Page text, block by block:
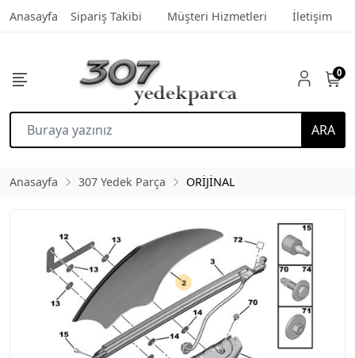
Anasayfa Sipariş Takibi Müşteri Hizmetleri İletişim
ARA
0
Anasayfa 307 Yedek Parça ORİJİNAL